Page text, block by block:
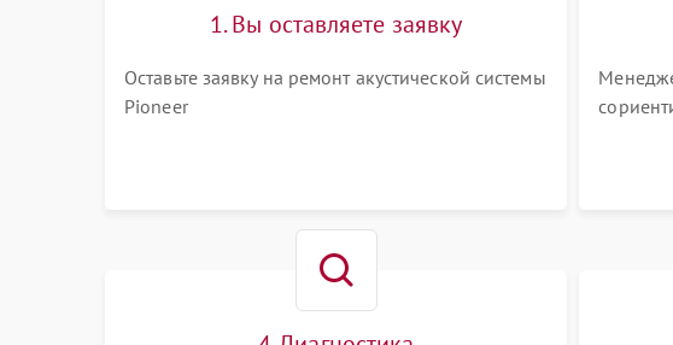
1. Вы оставляете заявку
Оставьте заявку на ремонт акустической системы
Pioneer